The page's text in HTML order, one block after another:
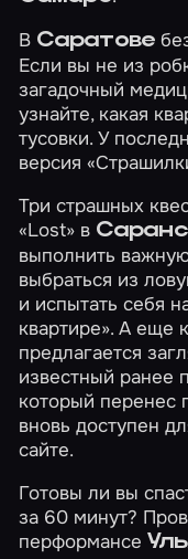
В Саратове
Если вы не из
загадочный
узнайте, какая
тусовки. У
версия
Три страшных
«Lost» в
выполнить
выбраться из
и испытать себя
квартире». А еще
предлагается
известный ранее
который перенес
вновь доступен
сайте.
Готовы ли вы
за 60 минут?
перформансе